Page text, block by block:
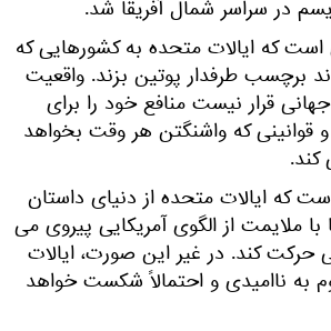
در سراسر شمال آفریقا شد.
است که ایالات متحده به کشورهایی که
برچسب طرفدار پوتین بزند. واقعیت
قرار نیست منافع خود را برای
که واشنگتن هر وقت بخواهد
که ایالات متحده از دنیای داستان
ملایمت از الگوی آمریکایی پیروی می
حرکت کند. در غیر این صورت، ایالات
ناامیدی و احتمالاً شکست خواهد